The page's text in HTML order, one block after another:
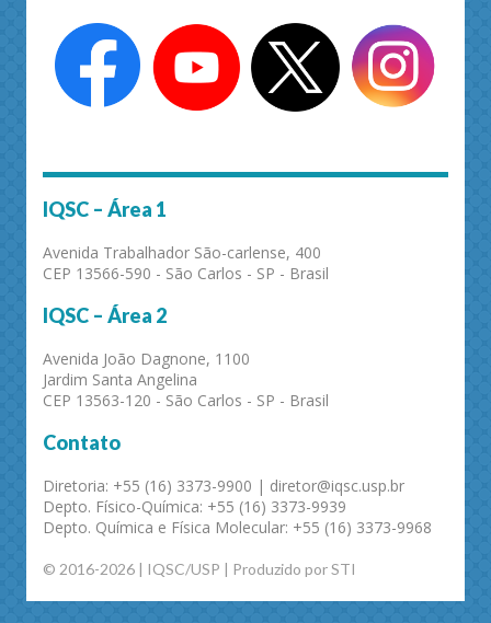
IQSC – Área 1
Avenida Trabalhador São-carlense, 400
CEP 13566-590 - São Carlos - SP - Brasil
IQSC – Área 2
Avenida João Dagnone, 1100
Jardim Santa Angelina
CEP 13563-120 - São Carlos - SP - Brasil
Contato
Diretoria: +55 (16) 3373-9900 | diretor@iqsc.usp.br
Depto. Físico-Química: +55 (16) 3373-9939
Depto. Química e Física Molecular: +55 (16) 3373-9968
© 2016-2026 | IQSC/USP | Produzido por STI